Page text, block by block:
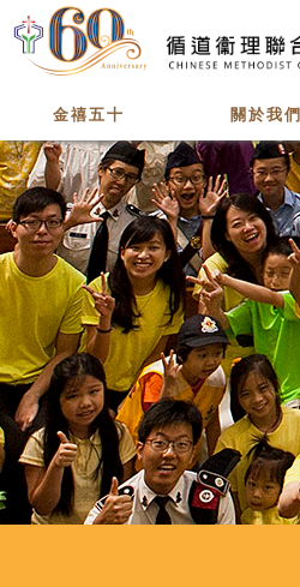
Skip to main content
金禧五十 關於我們